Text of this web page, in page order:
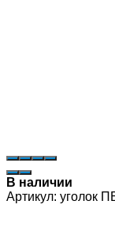
В наличии
Артикул: уголок